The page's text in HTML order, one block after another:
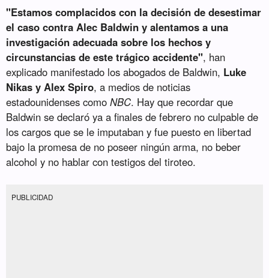
"Estamos complacidos con la decisión de desestimar
el caso contra Alec Baldwin y alentamos a una
investigación adecuada sobre los hechos y
circunstancias de este trágico accidente", han
explicado manifestado los abogados de Baldwin, Luke
Nikas y Alex Spiro, a medios de noticias
estadounidenses comoNBC. Hay que recordar que
Baldwin se declaró ya a finales de febrero no culpable de
los cargos que se le imputaban y fue puesto en libertad
bajo la promesa de no poseer ningún arma, no beber
alcohol y no hablar con testigos del tiroteo.
PUBLICIDAD